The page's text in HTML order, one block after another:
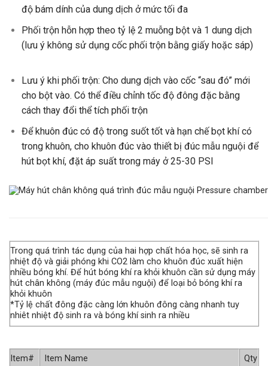
độ bám dính của dung dịch ở mức tối đa
Phối trộn hỗn hợp theo tỷ lệ 2 muỗng bột và 1 dung dịch
(lưu ý không sử dụng cốc phối trộn bằng giấy hoặc sáp)
Lưu ý khi phối trộn: Cho dung dịch vào cốc “sau đó” mới
cho bột vào. Có thể điều chỉnh tốc độ đông đặc bằng
cách thay đổi thể tích phối trộn
Để khuôn đúc có độ trong suốt tốt và hạn chế bọt khí có
trong khuôn, cho khuôn đúc vào thiết bị đúc mẫu nguội để
hút bọt khí, đặt áp suất trong máy ở 25-30 PSI
Trong quá trình tác dụng của hai hợp chất hóa học, sẽ sinh ra
nhiệt độ và giải phóng khi CO2 làm cho khuôn đúc xuất hiện
nhiều bóng khí. Để hút bóng khí ra khỏi khuôn cần sử dụng máy
hút chân không (máy đúc mẫu nguội) để loại bỏ bóng khí ra
khỏi khuôn
*Tỷ lệ chất đông đặc càng lớn khuôn đông càng nhanh tuy
nhiêt nhiệt độ sinh ra và bóng khí sinh ra nhiều
Item# Item Name Qty